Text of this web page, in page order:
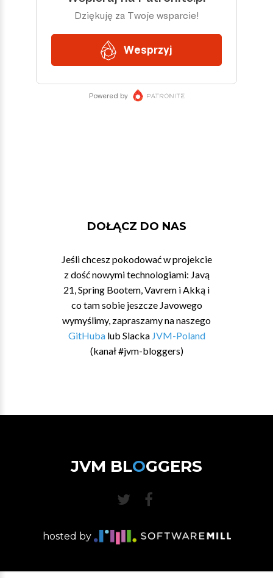
DOŁĄCZ DO NAS
Jeśli chcesz pokodować w projekcie
z dość nowymi technologiami: Javą
21, Spring Bootem, Vavrem i Akką i
co tam sobie jeszcze Javowego
wymyślimy, zapraszamy na naszego
GitHubalub Slacka JVM-Poland
(kanał #jvm-bloggers)
JVM BLOGGERS
hosted by